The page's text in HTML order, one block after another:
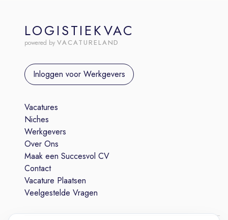
LOGISTIEKVAC
powered by VACATURELAND
Inloggen voor Werkgevers
Vacatures
Niches
Werkgevers
Over Ons
Maak een Succesvol CV
Contact
Vacature Plaatsen
Veelgestelde Vragen